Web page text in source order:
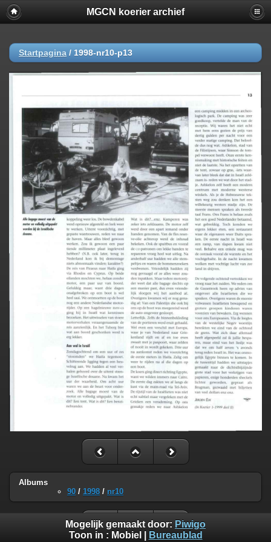
MGCN koerier archief
Startpagina / 1998-nr10-p13
Albums
90 / 1998 / nr10
Mogelijk gemaakt door: Piwigo
Toon in : Mobiel Bureaublad